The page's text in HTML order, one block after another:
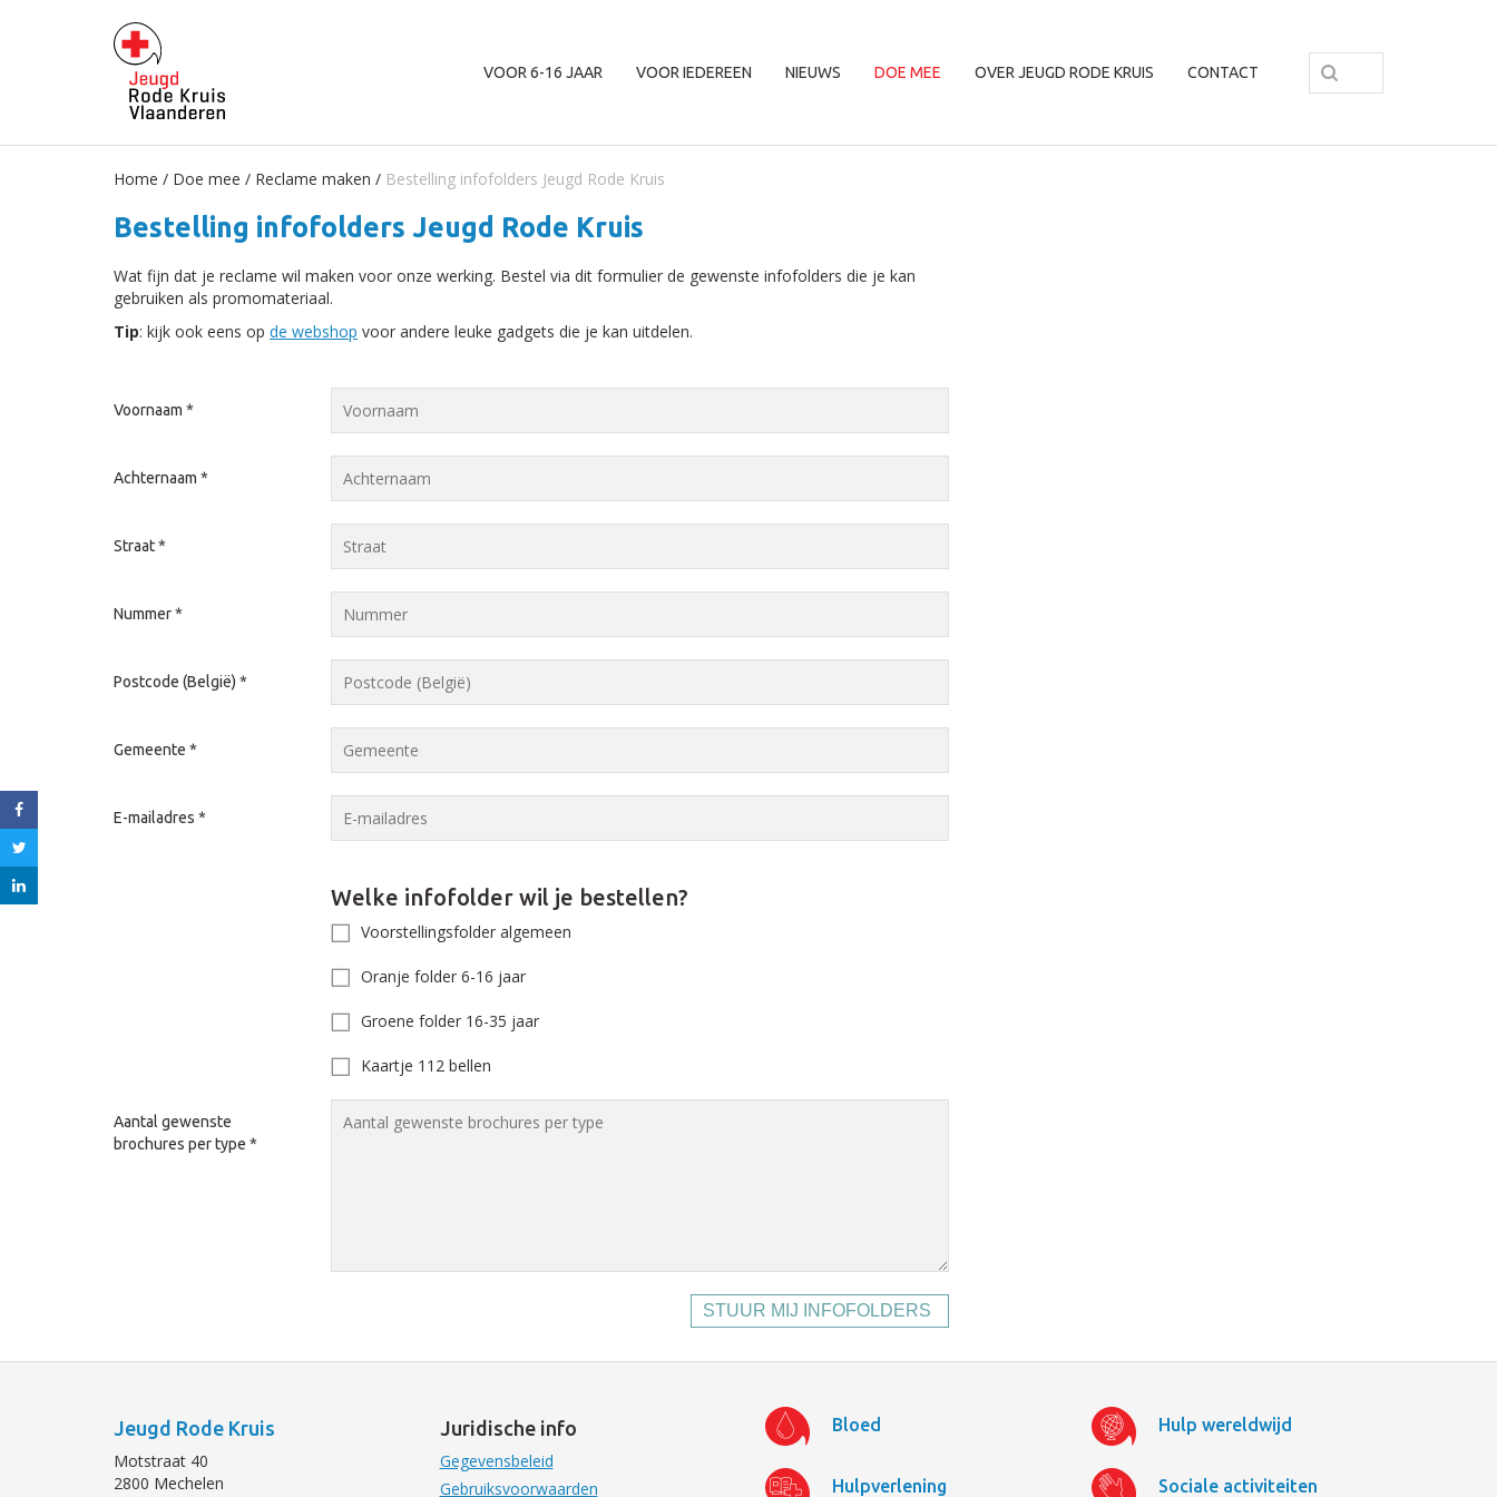
VOOR 6-16 JAAR VOOR IEDEREEN NIEUWS DOE MEE OVER JEUGD RODE KRUIS CONTACT
Home / Doe mee / Reclame maken / Bestelling infofolders Jeugd Rode Kruis
Bestelling infofolders Jeugd Rode Kruis
Wat fijn dat je reclame wil maken voor onze werking. Bestel via dit formulier de gewenste infofolders die je kan
gebruiken als promomateriaal.
Tip: kijk ook eens op de webshop voor andere leuke gadgets die je kan uitdelen.
Voornaam *
Achternaam *
Straat*
Nummer*
Postcode (België) *
Gemeente *
E-mailadres *
Welke infofolder wil je bestellen?
Voorstellingsfolder algemeen
Oranje folder 6-16 jaar
Groene folder 16-35 jaar
Kaartje 112 bellen
Aantal gewenste
brochures per type *
STUUR MIJ INFOFOLDERS
Jeugd Rode Kruis
Motstraat 40
2800 Mechelen
Juridische info
Gegevensbeleid
Gebruiksvoorwaarden
Bloed Hulp wereldwijd
Hulpverlening Sociale activiteiten